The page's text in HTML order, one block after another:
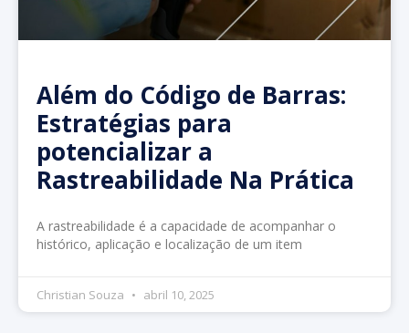
Além do Código de Barras:
Estratégias para
potencializar a
Rastreabilidade Na Prática
A rastreabilidade é a capacidade de acompanhar o
histórico, aplicação e localização de um item
Christian Souza abril 10, 2025